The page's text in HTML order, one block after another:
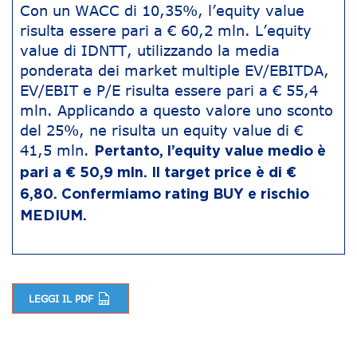
Con un WACC di 10,35%, l’equity value
risulta essere pari a € 60,2 mln. L’equity
value di IDNTT, utilizzando la media
ponderata dei market multiple EV/EBITDA,
EV/EBIT e P/E risulta essere pari a € 55,4
mln. Applicando a questo valore uno sconto
del 25%, ne risulta un equity value di €
41,5 mln.
Pertanto, l’equity value medio è
pari a € 50,9 mln. Il target price è di €
6,80. Confermiamo rating BUY e rischio
MEDIUM.
LEGGI IL PDF